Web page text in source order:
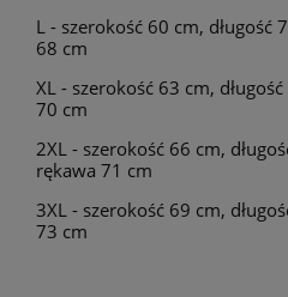
L - szerokość 60 cm, długość
68 cm
XL - szerokość 63 cm,
70 cm
2XL - szerokość 66 cm,
rękawa 71 cm
3XL - szerokość 69 cm,
73 cm